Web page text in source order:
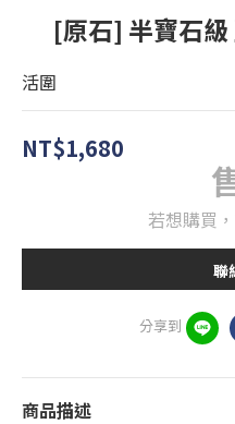
[原石] 半寶石
活圍
NT$1,680
若想購買
聯
分享到
商品描述